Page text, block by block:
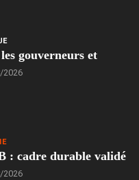
gouverneurs et
2026
: cadre durable validé
2026